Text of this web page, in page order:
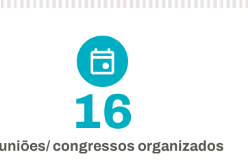
congressos organizados
16